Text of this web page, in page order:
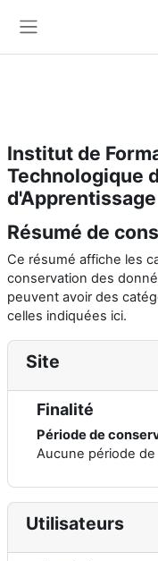
Adresse : IFITSA-
Dakar-Sénégal. Mobile :
Institut de
Technologique
d'Apprentissage
Résumé de
Ce résumé affiche les
conservation des
peuvent avoir des
celles indiquées ici.
Site
Finalité
Période de
Aucune période de
Utilisateurs